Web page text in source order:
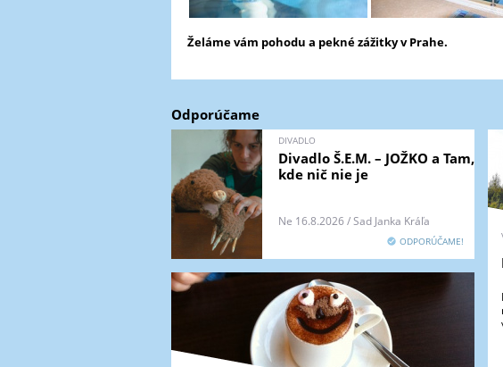
Želáme vám pohodu a pekné zážitky v Prahe.
Odporúčame
DIVADLO
Divadlo Š.E.M. – JOŽKO a Tam,
kde nič nie je
Ne 16.8.2026 / Sad Janka Kráľa
ODPORÚČAME!